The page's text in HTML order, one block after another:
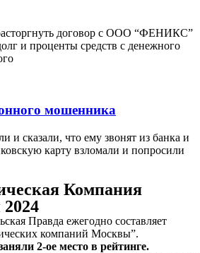
договор с ООО “ФЕНИКС”
и проценты средств с денежного
мошенника
и сказали, что ему звонят из банка и
карту взломали и попросили
Компания
Правда ежегодно составляет
компаний Москвы”.
2-ое место в рейтинге.